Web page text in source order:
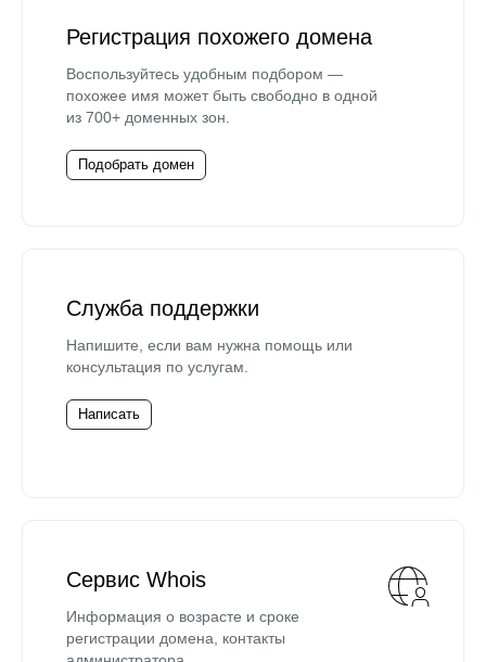
Регистрация похожего домена
Воспользуйтесь удобным подбором —
похожее имя может быть свободно в одной
из 700+ доменных зон.
Подобрать домен
Служба поддержки
Напишите, если вам нужна помощь или
консультация по услугам.
Написать
Сервис Whois
Информация о возрасте и сроке
регистрации домена, контакты